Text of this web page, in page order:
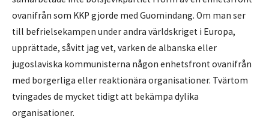
ovanifrån som KKP gjorde med Guomindang. Om man ser
till befrielsekampen under andra världskriget i Europa,
upprättade, såvitt jag vet, varken de albanska eller
jugoslaviska kommunisterna någon enhetsfront ovanifrån
med borgerliga eller reaktionära organisationer. Tvärtom
tvingades de mycket tidigt att bekämpa dylika
organisationer.